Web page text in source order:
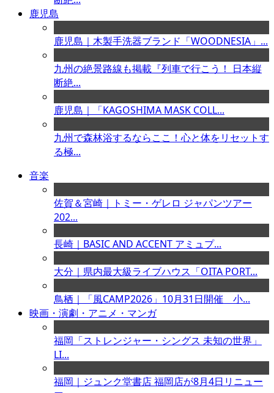
鹿児島
鹿児島｜木製手洗器ブランド「WOODNESIA」...
九州の絶景路線も掲載『列車で行こう！ 日本縦
断絶...
鹿児島｜「KAGOSHIMA MASK COLL...
九州で森林浴するならここ！心と体をリセットす
る極...
音楽
佐賀＆宮崎｜トミー・ゲレロ ジャパンツアー
202...
長崎｜BASIC AND ACCENT アミュプ...
大分｜県内最大級ライブハウス「OITA PORT...
鳥栖｜「風CAMP2026」10月31日開催 小...
映画・演劇・アニメ・マンガ
福岡「ストレンジャー・シングス 未知の世界」
LI...
福岡｜ジュンク堂書店 福岡店が8月4日リニュー